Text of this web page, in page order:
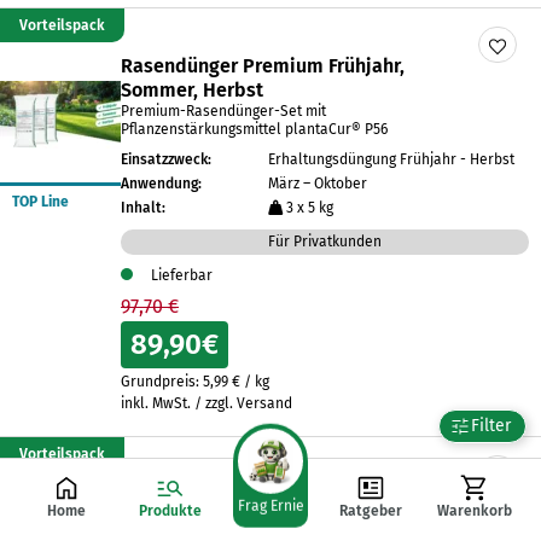
Vorteilspack
TOP Line
Rasendünger Premium Frühjahr,
Sommer, Herbst
Premium-Rasendünger-Set mit
Pflanzenstärkungsmittel plantaCur® P56
Einsatzzweck:
Erhaltungsdüngung Frühjahr - Herbst
Anwendung:
März – Oktober
Inhalt:
3 x 5 kg
Für Privatkunden
Lieferbar
97,70 €
89,90€
Grundpreis: 5,99 € / kg
inkl. MwSt. / zzgl. Versand
Vorteilspack
Rasendünger Premium Jahrespaket +
Handstreuer
Home Produkte Frag Ernie Ratgeber Warenkorb
Filter